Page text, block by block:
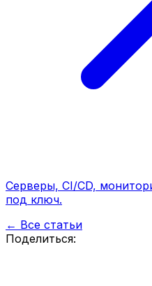
Серверы, CI/CD,
под ключ.
← Все статьи
Поделиться: